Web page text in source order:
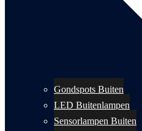
Gondspots Buiten
LED Buitenlampen
Sensorlampen Buiten